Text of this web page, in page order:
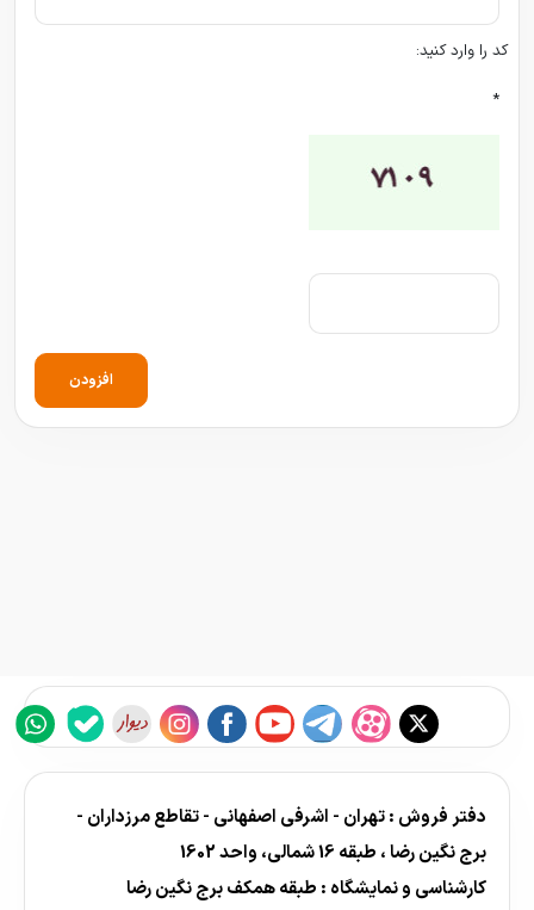
کد را وارد کنید:
*
افزودن
دفتر فروش : تهران - اشرفی اصفهانی - تقاطع مرزداران -
برج نگین رضا ، طبقه 16 شمالی، واحد 1602
کارشناسی و نمایشگاه : طبقه همکف برج نگین رضا